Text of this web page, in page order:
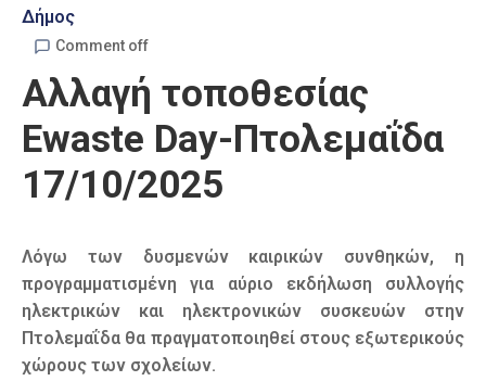
Δήμος
Comment off
Αλλαγή τοποθεσίας
Ewaste Day-Πτολεμαΐδα
17/10/2025
Λόγω των δυσμενών καιρικών συνθηκών, η
προγραμματισμένη για αύριο εκδήλωση συλλογής
ηλεκτρικών και ηλεκτρονικών συσκευών στην
Πτολεμαΐδα θα πραγματοποιηθεί στους εξωτερικούς
χώρους των σχολείων.